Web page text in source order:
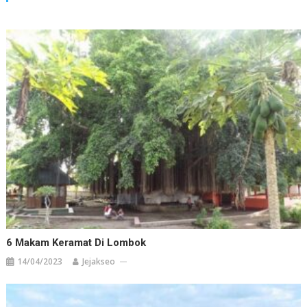
6 Makam Keramat Di Lombok
14/04/2023 Jejakseo